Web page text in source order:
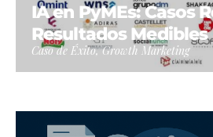
IA en PyMEs: Casos
Resultados Medibles
Caso de Éxito, Growth Marketing